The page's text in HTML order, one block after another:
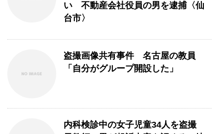
い 不動産会社役員の男を逮捕〈仙
台市〉
盗撮画像共有事件 名古屋の教員
「自分がグループ開設した」
内科検診中の女子児童34人を盗撮